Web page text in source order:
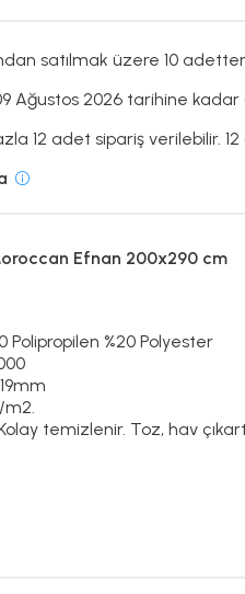
satılmak üzere 10
Ağustos 2026 tarihine kadar
12 adet sipariş verilebilir.
Efnan 200x290 cm
Polipropilen %20 Polyester
19mm
temizlenir. Toz, hav